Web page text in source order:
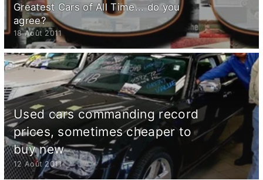
Greatest Cars of All Time... do you
agree?
18 Août 2011
Used cars commanding record
prices, sometimes cheaper to
buy new
12 Août 2011